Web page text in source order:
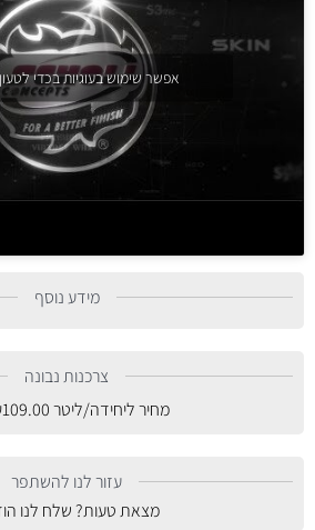
אפשר שימוש בעוגיות בכדי
מידע נוסף
צרכנות נבונה
מחיר ליחידה/ליטר109.00
עזור לנו להשתפר
מצאת טעות? שלח לנו